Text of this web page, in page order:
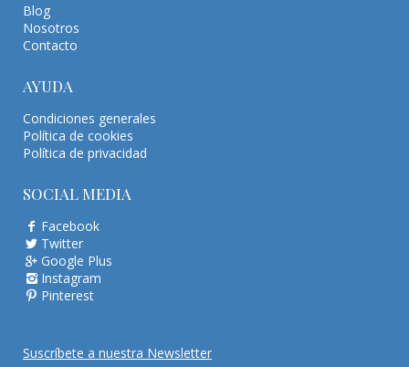
Blog
Nosotros
Contacto
AYUDA
Condiciones generales
Política de cookies
Política de privacidad
SOCIAL MEDIA
Facebook
Twitter
Google Plus
Instagram
Pinterest
Suscríbete a nuestra Newsletter